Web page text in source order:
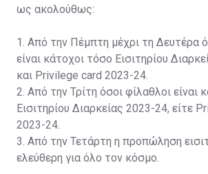
ως ακολούθως:
1. Από την Πέμπτη μέχρι τη Δευτέρα
είναι κάτοχοι τόσο Εισιτηρίου
και Privilege card 2023-24.
2. Από την Τρίτη όσοι φίλαθλοι είναι
Εισιτηρίου Διαρκείας 2023-24, είτε
2023-24.
3. Από την Τετάρτη η προπώληση
ελεύθερη για όλο τον κόσμο.